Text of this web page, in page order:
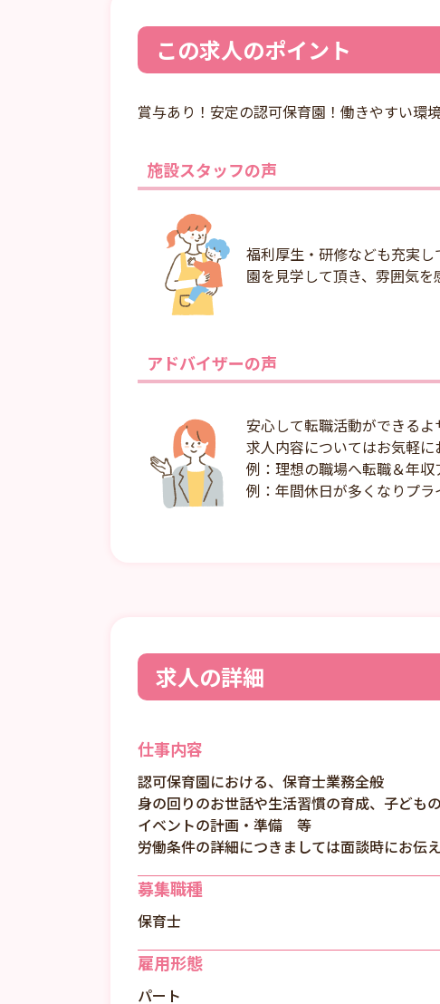
この求人のポイント
賞与あり！安定の認可保育園！働きやすい環
施設スタッフの声
福利厚生・研修なども充実し
園を見学して頂き、雰囲気を
アドバイザーの声
安心して転職活動ができるよ
求人内容についてはお気軽に
例：理想の職場へ転職＆年収
例：年間休日が多くなりプラ
求人の詳細
仕事内容
認可保育園における、保育士業務全般
身の回りのお世話や生活習慣の育成、子ども
イベントの計画・準備 等
労働条件の詳細につきましては面談時にお伝え
募集職種
保育士
雇用形態
パート